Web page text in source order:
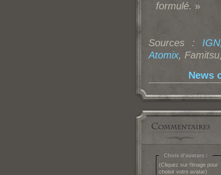
formulé. »
Sources : IGN
Atomix,
News
Choix d'avatars :
(Cliquez sur l'image pour
choisir votre avatar)